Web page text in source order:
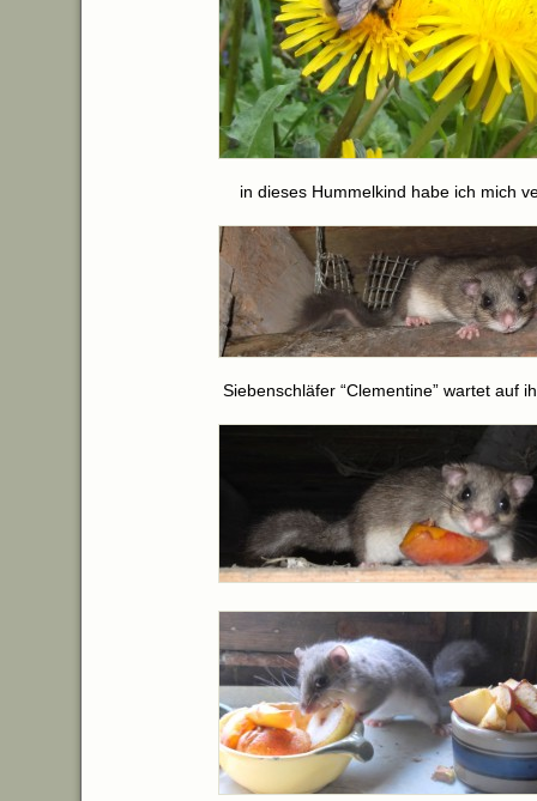
in dieses Hummelkind habe ich mich
Siebenschläfer “Clementine” wartet auf